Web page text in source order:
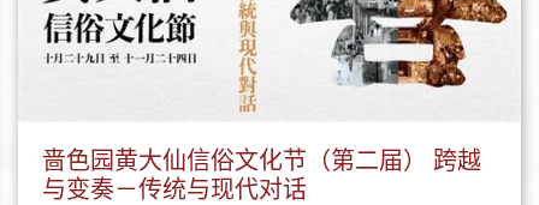
啬色园黄大仙信俗文化节（第二届） 跨越
与变奏－传统与现代对话